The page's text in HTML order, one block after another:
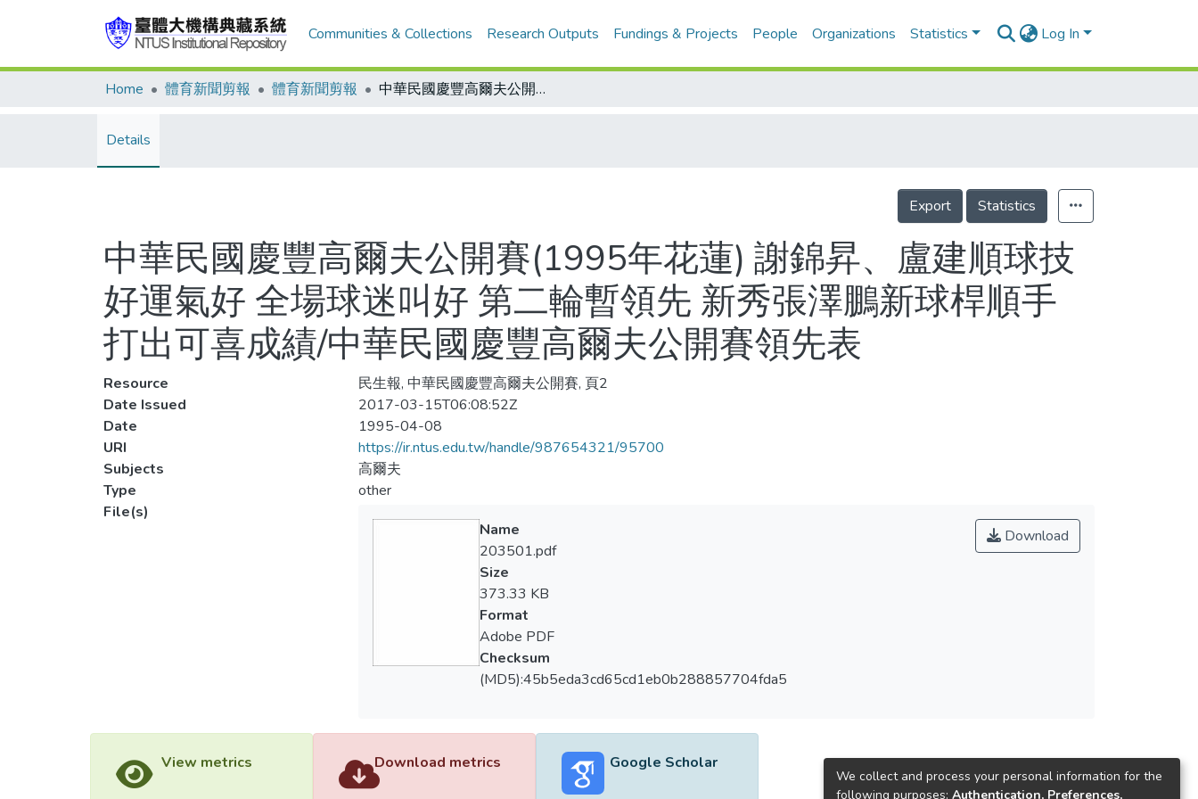
Communities & Collections Research Outputs Fundings & Projects People Organizations Statistics Log In
Home 體育新聞剪報 體育新聞剪報 中華民國慶豐高爾夫公開賽(1995年花蓮) 謝錦昇、盧建順球技好運氣好 全場球迷叫好 第二輪暫領先 新秀張澤鵬新球桿順手 打出可喜成績/中華民國慶豐高爾夫公開賽領先表
Details
Export Statistics
中華民國慶豐高爾夫公開賽(1995年花蓮) 謝錦昇、盧建順球技
好運氣好 全場球迷叫好 第二輪暫領先 新秀張澤鵬新球桿順手
打出可喜成績/中華民國慶豐高爾夫公開賽領先表
Resource
民生報, 中華民國慶豐高爾夫公開賽, 頁2
Date Issued
2017-03-15T06:08:52Z
Date
1995-04-08
URI
https://ir.ntus.edu.tw/handle/987654321/95700
Subjects
高爾夫
Type
other
File(s)
Download
Name
203501.pdf
Size
373.33 KB
Format
Adobe PDF
Checksum
(MD5):45b5eda3cd65cd1eb0b288857704fda5
View metrics Download metrics Google Scholar
We collect and process your personal information for the
following purposes: Authentication, Preferences,